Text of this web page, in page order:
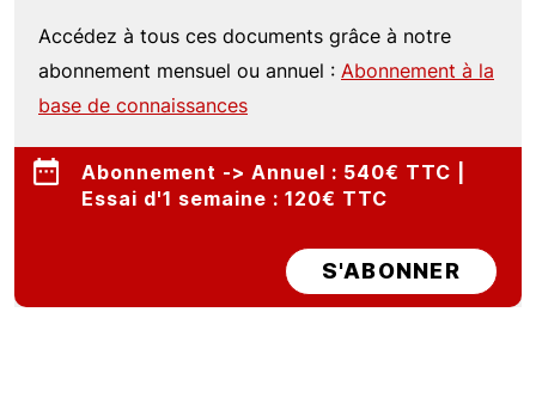
Accédez à tous ces documents grâce à notre
abonnement mensuel ou annuel : Abonnement à la
base de connaissances
Abonnement -> Annuel : 540€ TTC |
Essai d'1 semaine : 120€ TTC
S'ABONNER